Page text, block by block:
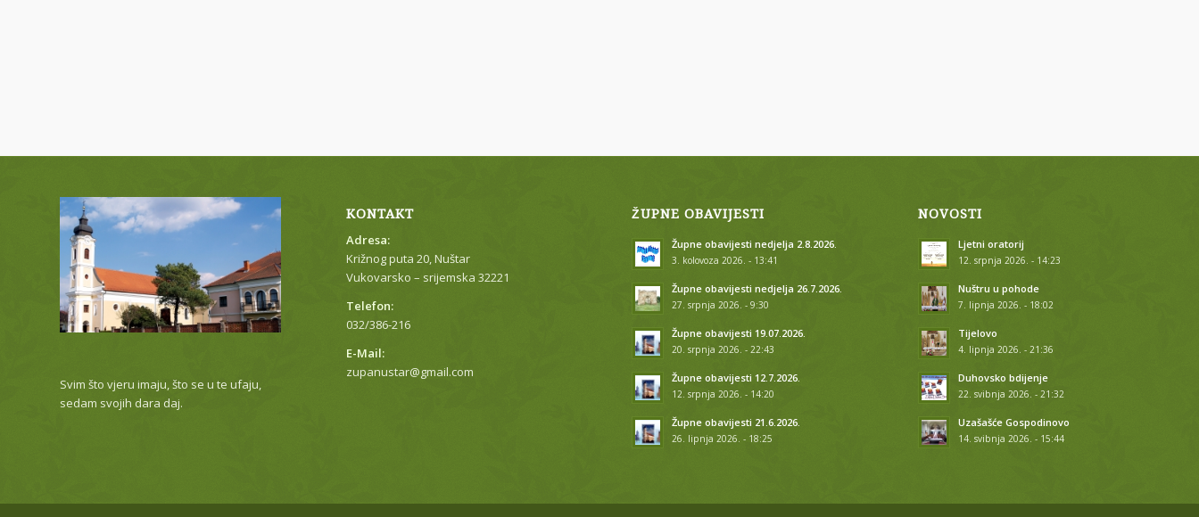
Svim što vjeru imaju, što se u te ufaju,
sedam svojih dara daj.
KONTAKT
Adresa:
Križnog puta 20, Nuštar
Vukovarsko – srijemska 32221
Telefon:
032/386-216
E-Mail:
zupanustar@gmail.com
ŽUPNE OBAVIJESTI
Župne obavijesti nedjelja 2.8.2026.
3. kolovoza 2026. - 13:41
Župne obavijesti nedjelja 26.7.2026.
27. srpnja 2026. - 9:30
Župne obavijesti 19.07.2026.
20. srpnja 2026. - 22:43
Župne obavijesti 12.7.2026.
12. srpnja 2026. - 14:20
Župne obavijesti 21.6.2026.
26. lipnja 2026. - 18:25
NOVOSTI
Ljetni oratorij
12. srpnja 2026. - 14:23
Nuštru u pohode
7. lipnja 2026. - 18:02
Tijelovo
4. lipnja 2026. - 21:36
Duhovsko bdijenje
22. svibnja 2026. - 21:32
Uzašašće Gospodinovo
14. svibnja 2026. - 15:44